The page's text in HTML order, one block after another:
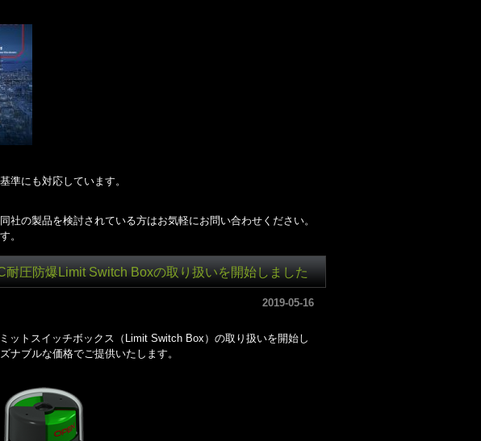
準にも対応しています。
社の製品を検討されている方はお気軽にお問い合わせください。
。
圧防爆Limit Switch Boxの取り扱いを開始しました
2019-05-16
ットスイッチボックス（Limit Switch Box）の取り扱いを開始し
ナブルな価格でご提供いたします。